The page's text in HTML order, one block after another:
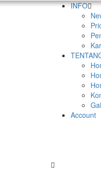
INFO
Account